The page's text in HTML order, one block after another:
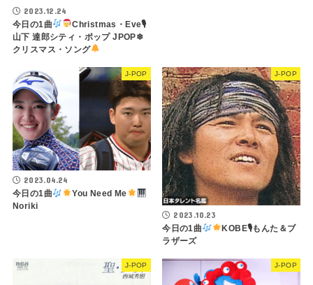
2023.12.24
今日の1曲
Christmas・Eve🎙
山下 達郎シティ・ポップ JPOP❄
クリスマス・ソング
J-POP
2023.04.24
今日の1曲
You Need Me
Noriki
J-POP
2023.10.23
今日の1曲
KOBE🎙もんた＆ブ
ラザーズ
J-POP J-POP